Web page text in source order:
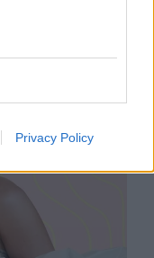
Privacy Policy